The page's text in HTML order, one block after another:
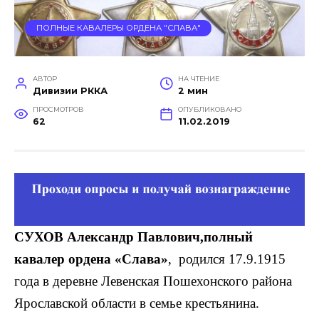
ПОЛНЫЕ КАВАЛЕРЫ ОРДЕНА "СЛАВА"
АВТОР
Дивизии РККА
НА ЧТЕНИЕ
2 мин
ПРОСМОТРОВ
62
ОПУБЛИКОВАНО
11.02.2019
СУХОВ Александр Павлович,полный
кавалер ордена «Слава», родился 17.9.1915
года в деревне Левенская Пошехон­ского района
Ярославской области в семье кре­стьянина.